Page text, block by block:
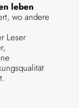
leben
wo andere
Leser